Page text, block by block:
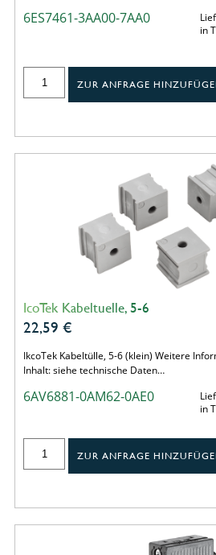
6ES7461-3AA00-7AA0
in
ZUR ANFRAGE
IcoTek Kabeltuelle, 5-6
22,59 €
IkcoTek Kabeltülle, 5-6 (klein) Weitere
Inhalt: siehe technische Daten…
6AV6881-0AM62-0AE0
in
ZUR ANFRAGE